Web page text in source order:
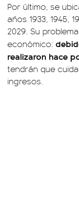
Por último, se
años 1933, 1945,
2029. Su
económico:
realizaron hace
tendrán que
ingresos.